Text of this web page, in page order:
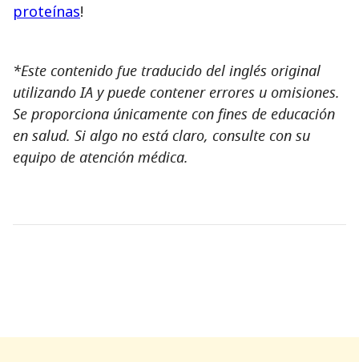
proteínas!
*Este contenido fue traducido del inglés original
utilizando IA y puede contener errores u omisiones.
Se proporciona únicamente con fines de educación
en salud. Si algo no está claro, consulte con su
equipo de atención médica.